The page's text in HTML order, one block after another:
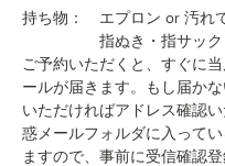
持ち物：　エプロン or 汚れ
指ぬき・指サック（
ご予約いただくと、すぐに
ールが届きます。もし届か
いただければアドレス確認
惑メールフォルダに入って
ますので、事前に受信確認